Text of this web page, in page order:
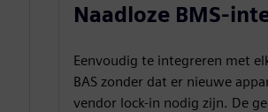
Naadloze BMS-
Eenvoudig te integreren met
BAS zonder dat er nieuwe
vendor lock-in nodig zijn. De